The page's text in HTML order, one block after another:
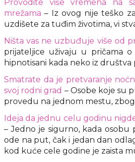
Provodite više vremena na
mrežama – Iz ovog nije teško
uzdišete za tuđim životima, vi
Ništa vas ne uzbuđuje više od
prijateljice uživaju u pričama
hipnotisani kada neko iz
Smatrate da je pretvaranje
svoj rodni grad – Osobe koje su
provedu na jednom mestu,
Ideja da jednu celu godinu
– Jedno je sigurno, kada osobu
ode na put, čak i jedan dan
kod kuće cele godine je zaista